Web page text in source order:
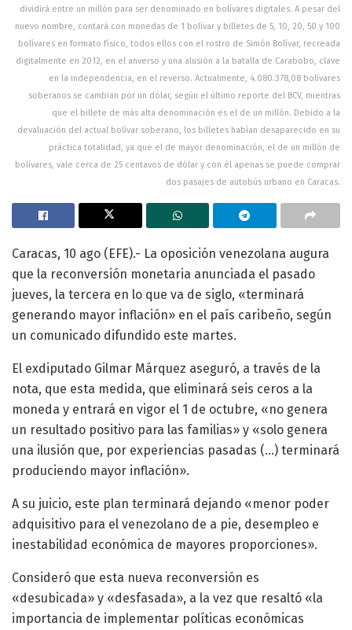
dividirá entre un millón para ser denominado en bolívares digitales. A pesar del
nuevo nombre, contará con monedas de 1 bolívar y billetes de 5, 10, 20, 50 y 100
bolívares en formato físico, todos ellos con el rostro de Simón Bolívar, recreada
digitalmente en 2012, en el anverso y una alusión a la batalla de Carabobo, clave
en la independencia, en el reverso. Actualmente, 4.080.378,08 bolívares
soberanos se cambian por un dólar, según el último reporte del BCV, mientras
que el billete de más alta denominación es el de un millón. Debido a la
devaluación del actual bolívar soberano, los billetes habían desaparecido en su
práctica totalidad, ya que el de mayor denominación, el de un millón de
bolívares, vale cerca de 25 centavos de dólar y con él apenas se puede comprar
dos pasajes de autobús urbano en Caracas.
Caracas, 10 ago (EFE).- La oposición venezolana augura
que la reconversión monetaria anunciada el pasado
jueves, la tercera en lo que va de siglo, «terminará
generando mayor inflación» en el país caribeño, según
un comunicado difundido este martes.
El exdiputado Gilmar Márquez aseguró, a través de la
nota, que esta medida, que eliminará seis ceros a la
moneda y entrará en vigor el 1 de octubre, «no genera
un resultado positivo para las familias» y «solo genera
una ilusión que, por experiencias pasadas (…) terminará
produciendo mayor inflación».
A su juicio, este plan terminará dejando «menor poder
adquisitivo para el venezolano de a pie, desempleo e
inestabilidad económica de mayores proporciones».
Consideró que esta nueva reconversión es
«desubicada» y «desfasada», a la vez que resaltó «la
importancia de implementar políticas económicas